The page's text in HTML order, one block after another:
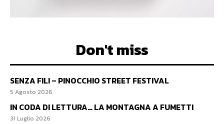
Don't miss
SENZA FILI – PINOCCHIO STREET FESTIVAL
5 Agosto 2026
IN CODA DI LETTURA… LA MONTAGNA A FUMETTI
31 Luglio 2026